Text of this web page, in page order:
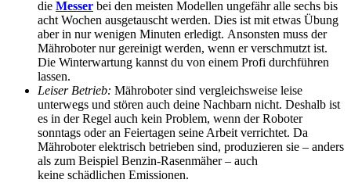
die Messer bei den meisten Modellen ungefähr alle sechs bis
acht Wochen ausgetauscht werden. Dies ist mit etwas Übung
aber in nur wenigen Minuten erledigt. Ansonsten muss der
Mähroboter nur gereinigt werden, wenn er verschmutzt ist.
Die Winterwartung kannst du von einem Profi durchführen
lassen.
Leiser Betrieb: Mähroboter sind vergleichsweise leise
unterwegs und stören auch deine Nachbarn nicht. Deshalb ist
es in der Regel auch kein Problem, wenn der Roboter
sonntags oder an Feiertagen seine Arbeit verrichtet. Da
Mähroboter elektrisch betrieben sind, produzieren sie – anders
als zum Beispiel Benzin-Rasenmäher – auch
keine schädlichen Emissionen.